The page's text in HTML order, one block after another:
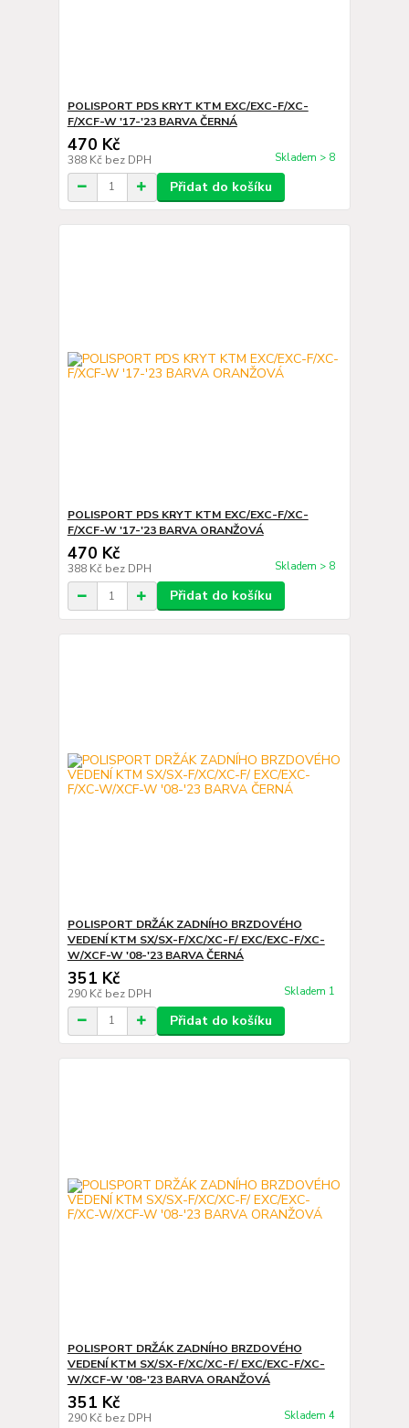
POLISPORT PDS KRYT KTM EXC/EXC-F/XC-
F/XCF-W '17-'23 BARVA ČERNÁ
470 Kč
388 Kč bez DPH Skladem > 8
Přidat do košíku
POLISPORT PDS KRYT KTM EXC/EXC-F/XC-
F/XCF-W '17-'23 BARVA ORANŽOVÁ
470 Kč
388 Kč bez DPH Skladem > 8
Přidat do košíku
POLISPORT DRŽÁK ZADNÍHO BRZDOVÉHO
VEDENÍ KTM SX/SX-F/XC/XC-F/ EXC/EXC-F/XC-
W/XCF-W '08-'23 BARVA ČERNÁ
351 Kč
290 Kč bez DPH Skladem 1
Přidat do košíku
POLISPORT DRŽÁK ZADNÍHO BRZDOVÉHO
VEDENÍ KTM SX/SX-F/XC/XC-F/ EXC/EXC-F/XC-
W/XCF-W '08-'23 BARVA ORANŽOVÁ
351 Kč
290 Kč bez DPH Skladem 4